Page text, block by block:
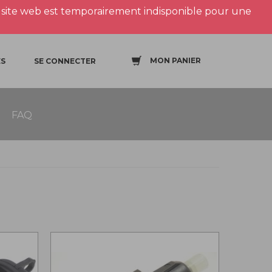
web est temporairement indisponible pour une
SE CONNECTER MON PANIER
FAQ